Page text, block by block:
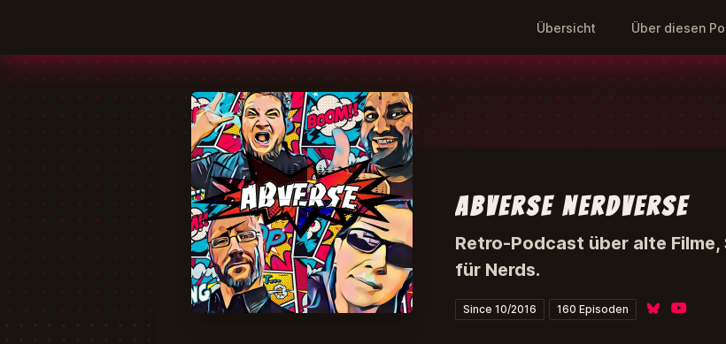
Übersicht Über diesen
abverse NerdVerse
Retro-Podcast über alte Filme,
für Nerds.
Since 10/2016 160 Episoden BlueskyYouTube